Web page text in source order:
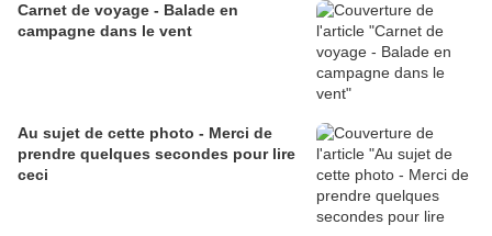
Carnet de voyage - Balade en
campagne dans le vent
Au sujet de cette photo - Merci de
prendre quelques secondes pour lire
ceci